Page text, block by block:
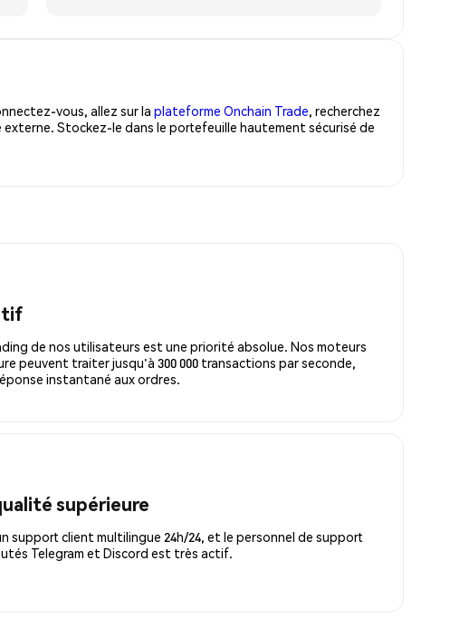
vous, allez sur la plateforme Onchain Trade, recherchez
Stockez-le dans le portefeuille hautement sécurisé de
de nos utilisateurs est une priorité absolue. Nos moteurs
peuvent traiter jusqu'à 300 000 transactions par seconde,
instantané aux ordres.
supérieure
support client multilingue 24h/24, et le personnel de support
Telegram et Discord est très actif.